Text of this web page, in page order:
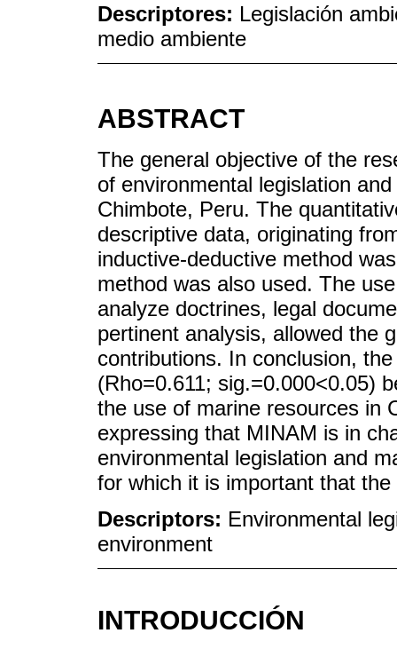
Descriptores: Legislación
medio ambiente
ABSTRACT
The general objective of the
of environmental legislation
Chimbote, Peru. The
descriptive data, originating
inductive-deductive method
method was also used. The
analyze doctrines, legal
pertinent analysis, allowed the
contributions. In conclusion,
(Rho=0.611; sig.=0.000<0.05)
the use of marine resources in
expressing that MINAM is in
environmental legislation and
for which it is important that
Descriptors: Environmental
environment
INTRODUCCIÓN